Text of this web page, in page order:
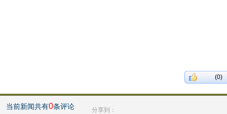
(0)
当前新闻共有0条评论 分享到：